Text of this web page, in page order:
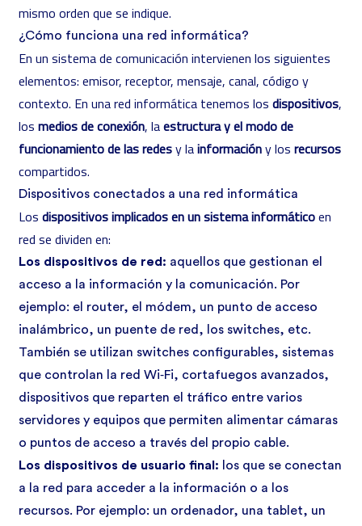
mismo orden que se indique.
¿Cómo funciona una red informática?
En un sistema de comunicación intervienen los siguientes
elementos: emisor, receptor, mensaje, canal, código y
contexto. En una red informática tenemos los dispositivos,
los medios de conexión, laestructura y el modo de
funcionamiento de las redesy lainformacióny los recursos
compartidos.
Dispositivos conectados a una red informática
Los dispositivos implicados en un sistema informáticoen
red se dividen en:
Los dispositivos de red : aquellos que gestionan el
acceso a la información y la comunicación. Por
ejemplo: el router, el módem, un punto de acceso
inalámbrico, un puente de red, los switches, etc.
También se utilizan switches configurables, sistemas
que controlan la red Wi‑Fi, cortafuegos avanzados,
dispositivos que reparten el tráfico entre varios
servidores y equipos que permiten alimentar cámaras
o puntos de acceso a través del propio cable.
Los dispositivos de usuario final: los que se conectan
a la red para acceder a la información o a los
recursos. Por ejemplo: un ordenador, una tablet, un